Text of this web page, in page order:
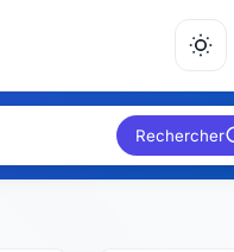
Rechercher